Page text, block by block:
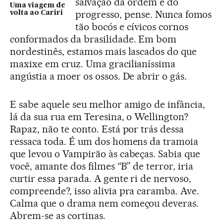
Uma viagem de
volta ao Cariri
progresso, pense. Nunca fomos
tão bocós e cívicos cornos
conformados da brasilidade. Em bom
nordestinês, estamos mais lascados do que
maxixe em cruz. Uma gracilianíssima
angústia a moer os ossos. De abrir o gás.
E sabe aquele seu melhor amigo de infância,
lá da sua rua em Teresina, o Wellington?
Rapaz, não te conto. Está por trás dessa
ressaca toda. É um dos homens da tramoia
que levou o Vampirão às cabeças. Sabia que
você, amante dos filmes “B” de terror, iria
curtir essa parada. A gente ri de nervoso,
compreende?, isso alivia pra caramba. Ave.
Calma que o drama nem começou deveras.
Abrem-se as cortinas.